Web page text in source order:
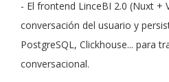
- El frontend LinceBI 2.0 (Nuxt +
conversación del usuario y
PostgreSQL, Clickhouse... para
conversacional.